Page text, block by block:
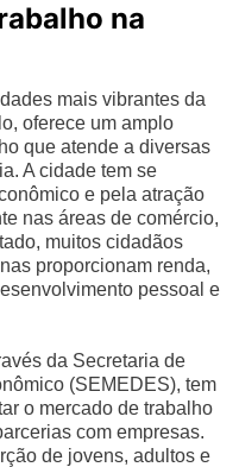
na
mais vibrantes da
oferece um amplo
que atende a diversas
A cidade tem se
e pela atração
nas áreas de comércio,
muitos cidadãos
proporcionam renda,
pessoal e
da Secretaria de
(SEMEDES), tem
o mercado de trabalho
com empresas.
de jovens, adultos e